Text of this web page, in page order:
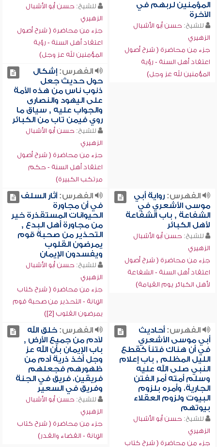
المؤمنين لربهم في
الآخرة
للشيخ: حسن أبو الأشبال
الزهيري
جزء من محاضرة ( شرح أصول
اعتقاد أهل السنة - رؤية
المؤمنين لله عز وجل)
للشيخ: حسن أبو الأشبال
الزهيري
جزء من محاضرة ( شرح أصول
اعتقاد أهل السنة - رؤية
المؤمنين لله عز وجل)
الفهرس:إشكال
حول حديث جعل
ذنوب ناس من هذه الأمة
على اليهود والنصارى
والجواب عليه , سياق ما
روي فيمن تاب من الكبائر
للشيخ: حسن أبو الأشبال
الزهيري
جزء من محاضرة ( شرح أصول
اعتقاد أهل السنة - حكم
مرتكب الكبيرة)
الفهرس:رواية أبي
موسى الأشعري في
الشفاعة , باب الشفاعة
لأهل الكبائر
للشيخ: حسن أبو الأشبال
الزهيري
جزء من محاضرة ( شرح أصول
اعتقاد أهل السنة - الشفاعة
لأهل الكبائر يوم القيامة)
الفهرس:آثار السلف
في أن مجاورة
الحيوانات المستقذرة خير
من مجاورة أهل البدع ,
التحذير من صحبة قوم
يمرضون القلوب
ويفسدون الإيمان
للشيخ: حسن أبو الأشبال
الزهيري
جزء من محاضرة ( شرح كتاب
الإبانة - التحذير من صحبة قوم
يمرضون القلوب [2])
الفهرس:أحاديث
أبي موسى الأشعري
في أن هناك فتناً كقطع
الليل المظلم , باب إعلام
النبي صلى الله عليه
وسلم أمته أمر الفتن
الجارية، وأمره بلزوم
البيوت ولزوم العقلاء
بيوتهم
للشيخ: حسن أبو الأشبال
الزهيري
جزء من محاضرة ( شرح كتاب
الفهرس:خلق الله
لآدم من جميع الأرض ,
باب الإيمان بأن الله عز
وجل أخذ ذرية آدم من
ظهورهم فجعلهم
فريقين، فريق في الجنة
وفريق في السعير
للشيخ: حسن أبو الأشبال
الزهيري
جزء من محاضرة ( شرح كتاب
الإبانة - القضاء والقدر)